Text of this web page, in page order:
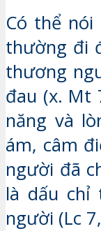
Có thể
thường đi
thương
đau (x. Mt
năng và
ám, câm
người đã
là dấu chỉ
người (Lc